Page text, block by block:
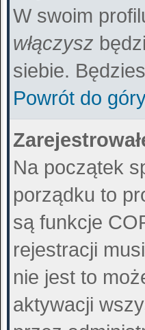
W swoim
włączysz
siebie.
Powrót do
Na początek
porządku to
są funkcje
rejestracji
nie jest to
aktywacji